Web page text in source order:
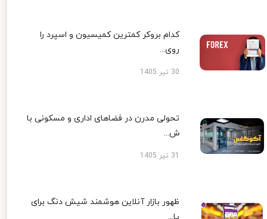
کدام بروکر کمترین کمیسیون و اسپرد را
روی...
30 تیر 1405
تحولی مدرن در فضاهای اداری و مسکونی با
ش...
ظهور بازار آنلاین هوشمند شیش دنگ برای